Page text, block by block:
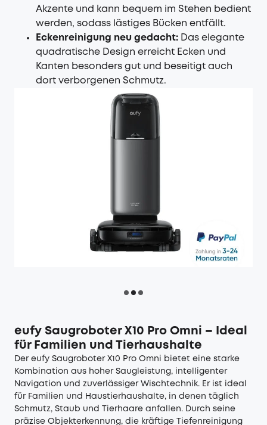
Akzente und kann bequem im Stehen bedient
werden, sodass lästiges Bücken entfällt.
Eckenreinigung neu gedacht: Das elegante
quadratische Design erreicht Ecken und
Kanten besonders gut und beseitigt auch
dort verborgenen Schmutz.
eufy Saugroboter X10 Pro Omni – Ideal
für Familien und Tierhaushalte
Der eufy Saugroboter X10 Pro Omni bietet eine starke
Kombination aus hoher Saugleistung, intelligenter
Navigation und zuverlässiger Wischtechnik. Er ist ideal
für Familien und Haustierhaushalte, in denen täglich
Schmutz, Staub und Tierhaare anfallen. Durch seine
präzise Objekterkennung, die kräftige Tiefenreinigung